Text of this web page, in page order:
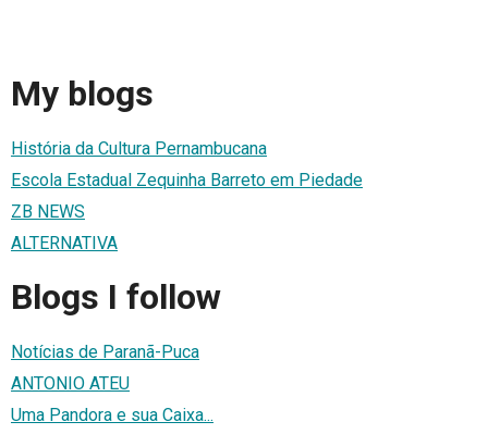
My blogs
História da Cultura Pernambucana
Escola Estadual Zequinha Barreto em Piedade
ZB NEWS
ALTERNATIVA
Blogs I follow
Notícias de Paranã-Puca
ANTONIO ATEU
Uma Pandora e sua Caixa...